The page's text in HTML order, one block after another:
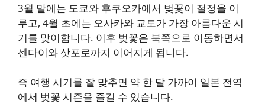
3월 말에는 도쿄와 후쿠오카에서 벚꽃이 절정을 이
루고, 4월 초에는 오사카와 교토가 가장 아름다운 시
기를 맞이합니다. 이후 벚꽃은 북쪽으로 이동하면서
센다이와 삿포로까지 이어지게 됩니다.
즉 여행 시기를 잘 맞추면 약 한 달 가까이 일본 전역
에서 벚꽃 시즌을 즐길 수 있습니다.